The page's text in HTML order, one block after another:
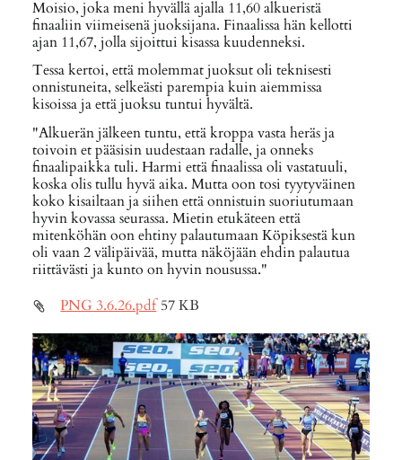
Moisio, joka meni hyvällä ajalla 11,60 alkueristä
finaaliin viimeisenä juoksijana. Finaalissa hän kellotti
ajan 11,67, jolla sijoittui kisassa kuudenneksi.
Tessa kertoi, että molemmat juoksut oli teknisesti
onnistuneita, selkeästi parempia kuin aiemmissa
kisoissa ja että juoksu tuntui hyvältä.
"Alkuerän jälkeen tuntu, että kroppa vasta heräs ja
toivoin et pääsisin uudestaan radalle, ja onneks
finaalipaikka tuli. Harmi että finaalissa oli vastatuuli,
koska olis tullu hyvä aika. Mutta oon tosi tyytyväinen
koko kisailtaan ja siihen että onnistuin suoriutumaan
hyvin kovassa seurassa. Mietin etukäteen että
mitenköhän oon ehtiny palautumaan Köpiksestä kun
oli vaan 2 välipäivää, mutta näköjään ehdin palautua
riittävästi ja kunto on hyvin nousussa."
PNG 3.6.26.pdf 57 KB